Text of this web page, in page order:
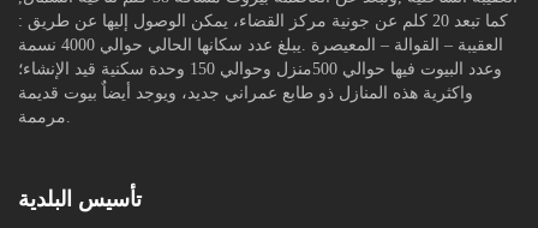
كما تبعد 20 كلم عن جونية مركز القضاء، يمكن الوصول إليها عن طريق :
العقيبة – القوالة – المعيصرة .يبلغ عدد سكانها الحالي حوالي 4000 نسمة
وعدد البيوت فيها حوالي 500منزل وحوالي 150 وحدة سكنية قيد الإنشاء؛
واكثرية هذه المنازل ذو طابع عمراني جديد، ويوجد أيضاٌ بيوت قديمة
تأسيس البلدية